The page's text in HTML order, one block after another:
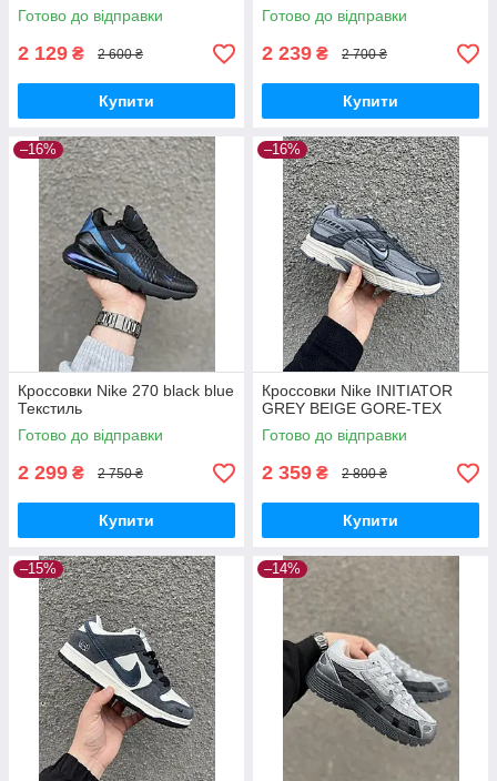
Готово до відправки
2 129 ₴ 2 600 ₴
Купити
Готово до відправки
2 239 ₴ 2 700 ₴
Купити
–16%
Кроссовки Nike 270 black blue
Текстиль
Готово до відправки
2 299 ₴ 2 750 ₴
Купити
–16%
Кроссовки Nike INITIATOR
GREY BEIGE GORE-TEX
Готово до відправки
2 359 ₴ 2 800 ₴
Купити
–15% –14%